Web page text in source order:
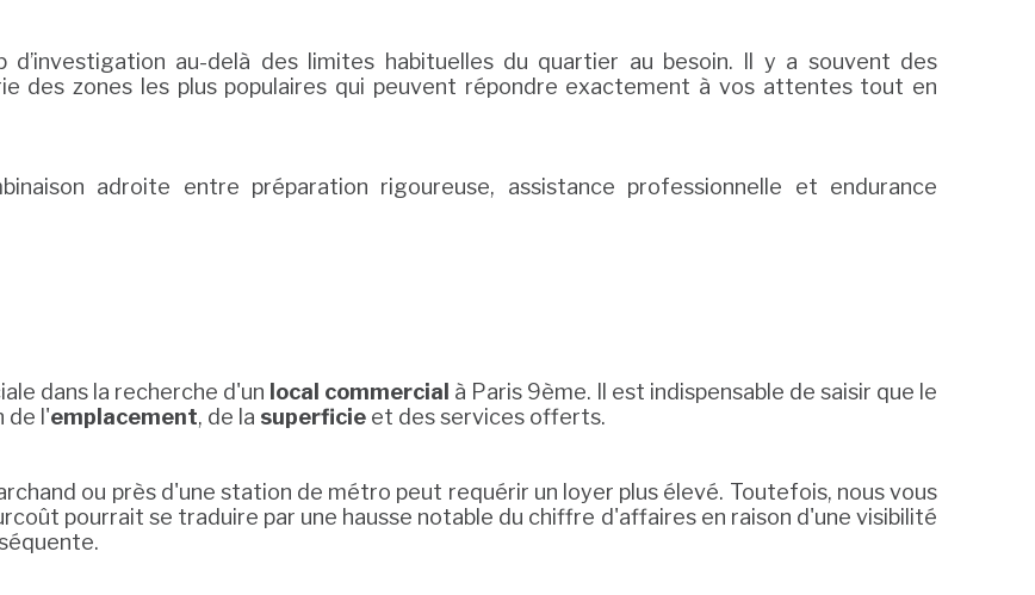
au-delà des limites habituelles du quartier au besoin. Il y a souvent des
des zones les plus populaires qui peuvent répondre exactement à vos attentes tout en
adroite entre préparation rigoureuse, assistance professionnelle et endurance
dans la recherche d'un local commercial à Paris 9ème. Il est indispensable de saisir que le
de l'emplacement, de la superficie et des services offerts.
ou près d'une station de métro peut requérir un loyer plus élevé. Toutefois, nous vous
pourrait se traduire par une hausse notable du chiffre d'affaires en raison d'une visibilité